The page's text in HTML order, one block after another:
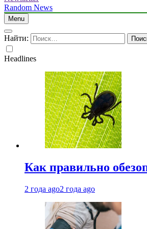
Random News
Menu
Найти:
Headlines
Как правильно
2 года ago2 года ago